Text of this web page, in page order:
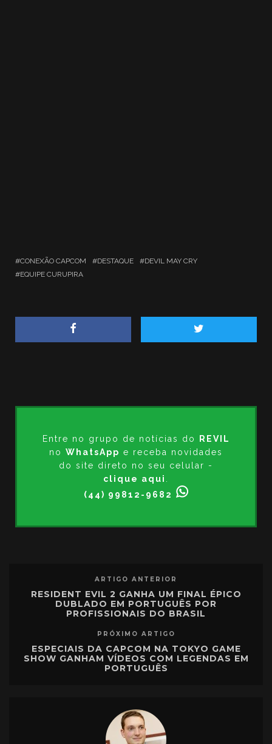
CONEXÃO CAPCOM DESTAQUE
DEVIL MAY CRY
EQUIPE CURUPIRA
Entre no grupo de notícias do
REVIL
no WhatsApp e receba novidades
do site direto no seu celular -
clique aqui .
(44) 99812-9682
ARTIGO ANTERIOR
RESIDENT EVIL 2 GANHA UM FINAL ÉPICO
DUBLADO EM PORTUGUÊS POR
PROFISSIONAIS DO BRASIL
PRÓXIMO ARTIGO
ESPECIAIS DA CAPCOM NA TOKYO GAME
SHOW GANHAM VÍDEOS COM LEGENDAS EM
PORTUGUÊS